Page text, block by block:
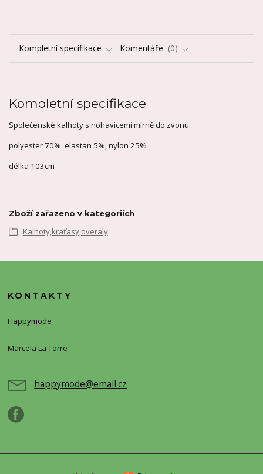
Kompletní specifikace Komentáře 0
Kompletní specifikace
Společenské kalhoty s nohavicemi mírně do zvonu
polyester 70%. elastan 5%, nylon 25%
délka 103cm
Zboží zařazeno v kategoriích
Kalhoty,kraťasy,overaly
KONTAKTY
Happymode
Marcela La Torre
happymode@email.cz